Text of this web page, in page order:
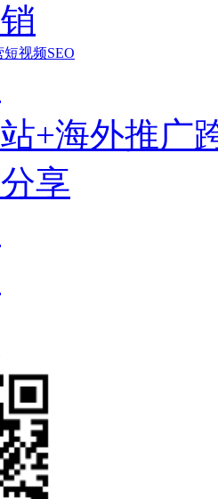
短视频SEO
+海外推广
享